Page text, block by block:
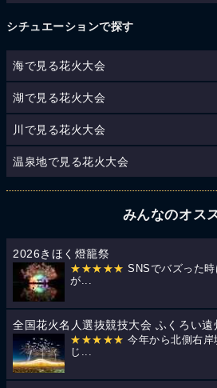
シチュエーションで探す
海で見る花火大会
湖で見る花火大会
川で見る花火大会
温泉地で見る花火大会
みんなのオス
2026きほく燈籠祭
★★★★★ SNSでバズった
が...
全国花火名人選抜競技大会 ふくろい遠
★★★★★ 今年から北側右岸
じ...